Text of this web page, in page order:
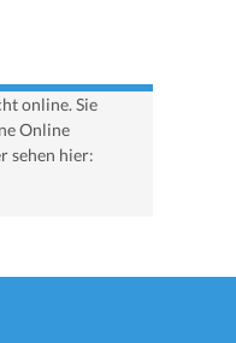
online. Sie
Online
sehen hier: